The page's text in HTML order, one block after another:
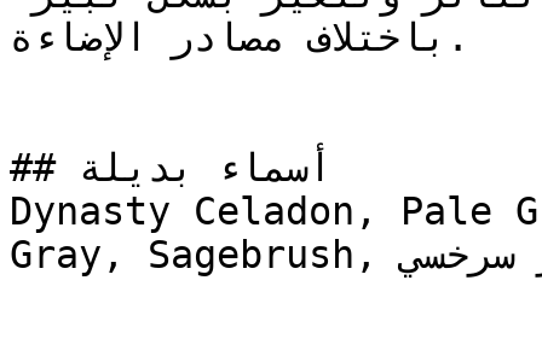
باختلاف مصادر الإضاءة.
## أسماء بديلة
Dynasty Celadon, Pale
Gray, Sagebrush, أخضر سرخسي, Fern Green